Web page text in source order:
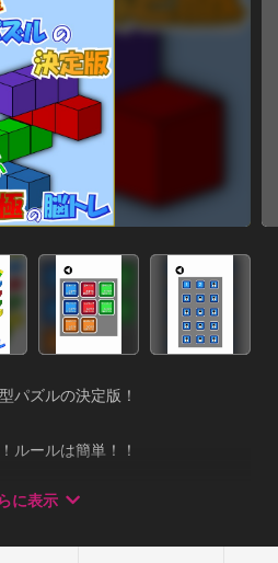
パズルの決定版！
ルールは簡単！！
なる様にするだけ！！blocksは単
に表示